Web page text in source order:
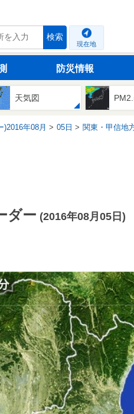
検索
現在地
防災情報
天気図
)2016年08月 05日 関東・甲信地
ダー (2016年08月05日)